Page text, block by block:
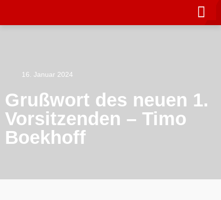
16. Januar 2024
Grußwort des neuen 1.
Vorsitzenden – Timo
Boekhoff